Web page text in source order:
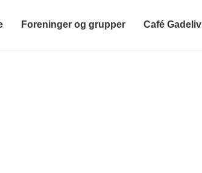
Foreninger og grupper Café Gadeliv